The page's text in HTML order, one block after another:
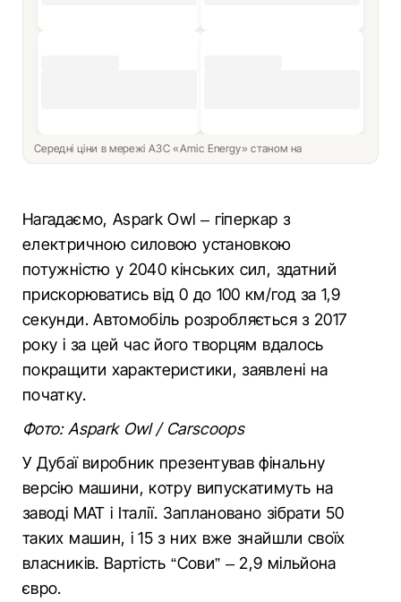
Середні ціни в мережі АЗС «Amic Energy» станом на
Нагадаємо, Aspark Owl – гіперкар з
електричною силовою установкою
потужністю у 2040 кінських сил, здатний
прискорюватись від 0 до 100 км/год за 1,9
секунди. Автомобіль розробляється з 2017
року і за цей час його творцям вдалось
покращити характеристики, заявлені на
початку.
Фото: Aspark Owl / Carscoops
У Дубаї виробник презентував фінальну
версію машини, котру випускатимуть на
заводі MAT і Італії. Заплановано зібрати 50
таких машин, і 15 з них вже знайшли своїх
власників. Вартість “Сови” – 2,9 мільйона
євро.